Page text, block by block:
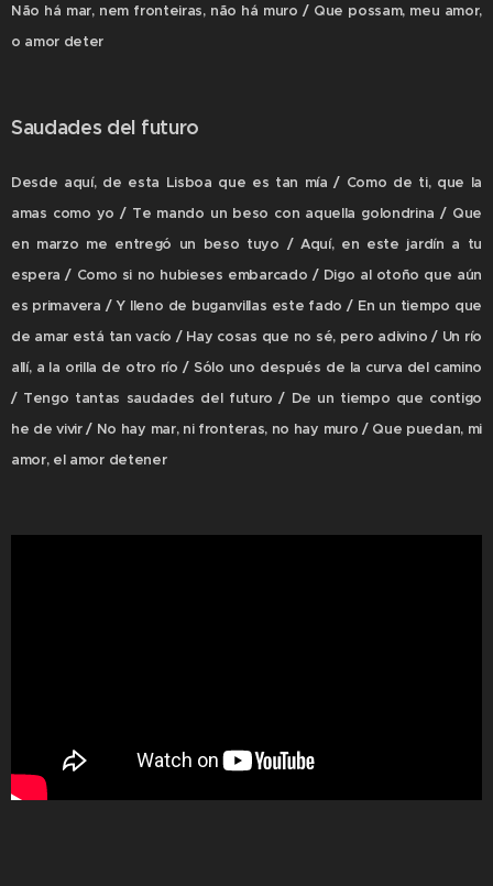
Não há mar, nem fronteiras, não há muro / Que possam, meu amor,
o amor deter
Saudades del futuro
Desde aquí, de esta Lisboa que es tan mía / Como de ti, que la
amas como yo / Te mando un beso con aquella golondrina / Que
en marzo me entregó un beso tuyo / Aquí, en este jardín a tu
espera / Como si no hubieses embarcado / Digo al otoño que aún
es primavera / Y lleno de buganvillas este fado / En un tiempo que
de amar está tan vacío / Hay cosas que no sé, pero adivino / Un río
allí, a la orilla de otro río / Sólo uno después de la curva del camino
/ Tengo tantas saudades del futuro / De un tiempo que contigo
he de vivir / No hay mar, ni fronteras, no hay muro / Que puedan, mi
amor, el amor detener